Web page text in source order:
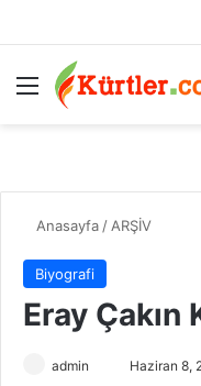
Menü
Anasayfa / ARŞİV
Biyografi
Eray
admin Haziran 8,